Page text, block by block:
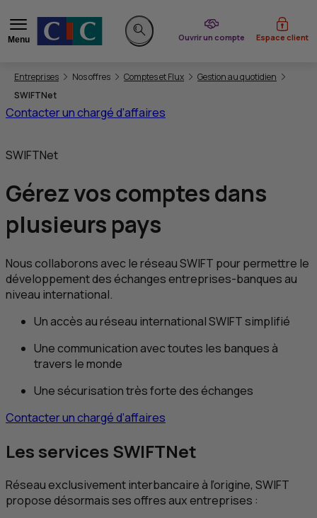
Menu
Rechercher sur le site
Ouvrir un compte
du CIC Espace client
Vous êtes ici:
Entreprises Nos offres Comptes et Flux
Gestion au quotidien
SWIFTNet
Contacter un chargé d’affaires
SWIFTNet
Gérez vos comptes dans
plusieurs pays
Nous collaborons avec le réseauSWIFT pour permettre le
développement des échanges entreprises-banques au
niveau international.
Un accès au réseau internationalSWIFTsimplifié
Une communication avec toutes les banques à
travers le monde
Une sécurisation très forte des échanges
Contacter un chargé d’affaires
Les services SWIFTNet
Réseau exclusivement interbancaire à l’origine, SWIFT
propose désormais ses offres aux entreprises :